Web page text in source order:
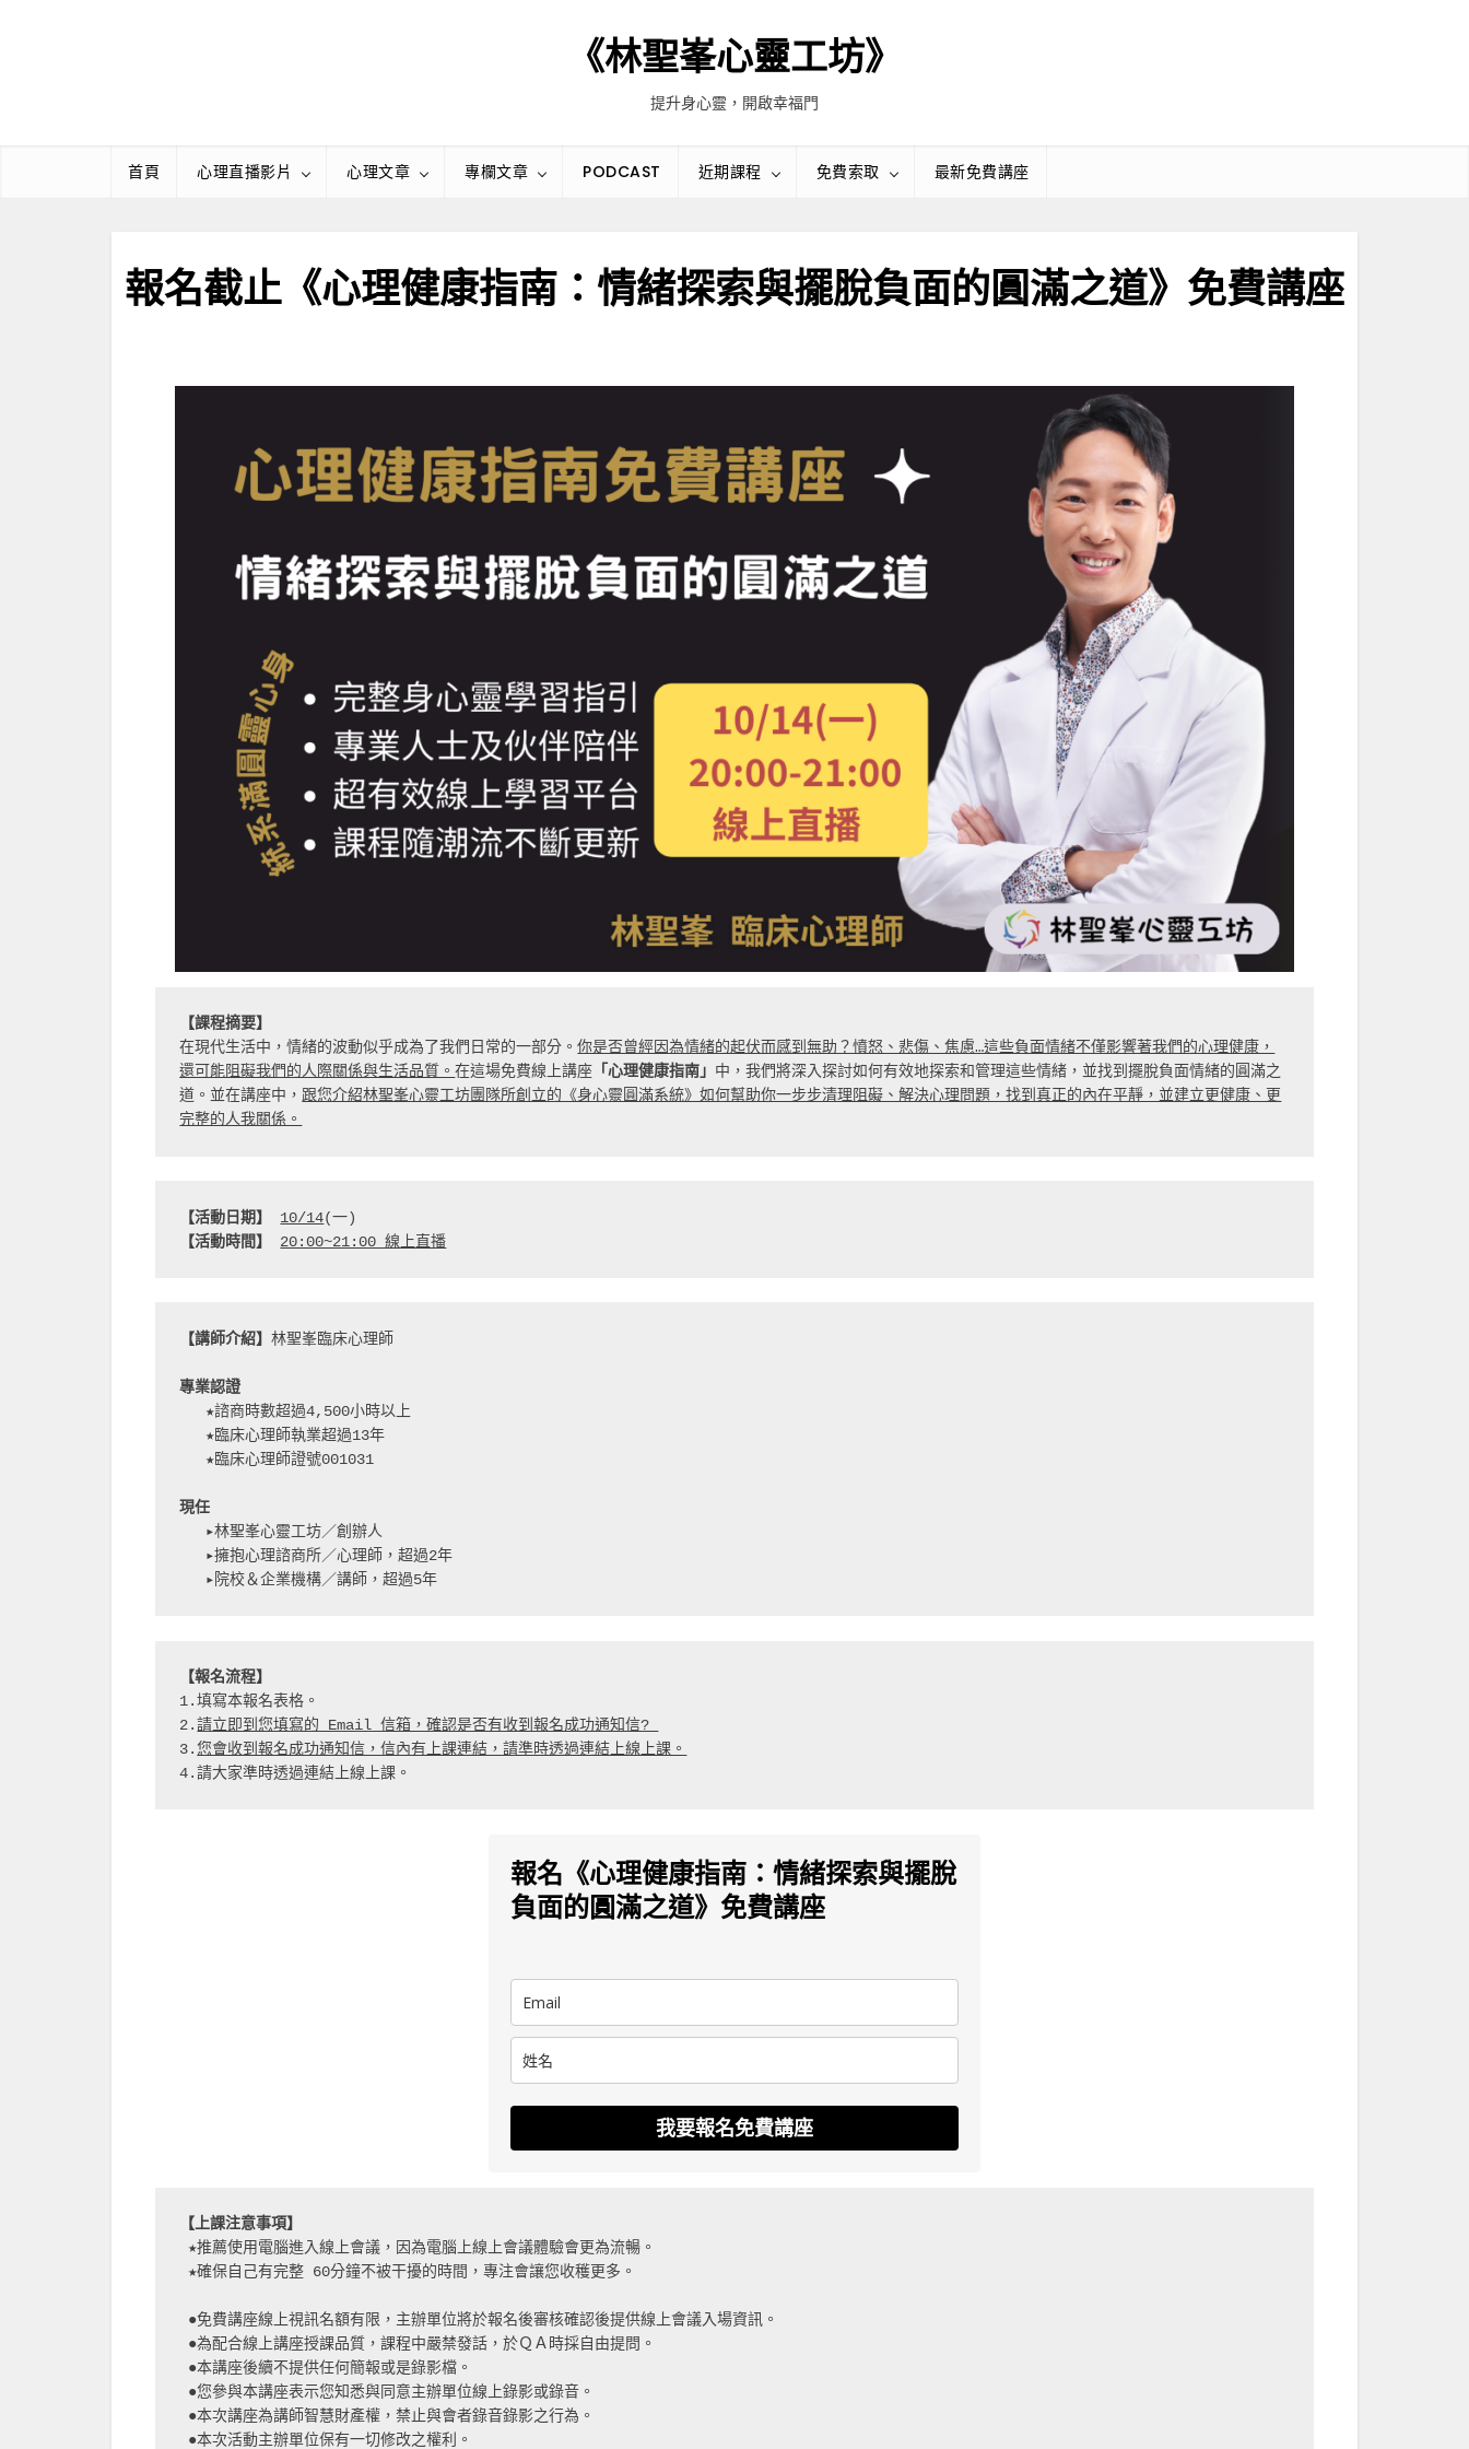
《林聖峯心靈工坊》
提升身心靈，開啟幸福門
首頁 心理直播影片 心理文章 專欄文章 PODCAST 近期課程 免費索取 最新免費講座
報名截止《心理健康指南：情緒探索與擺脫負面的圓滿之道》免費講座
【課程摘要】
在現代生活中，情緒的波動似乎成為了我們日常的一部分。你是否曾經因為情緒的起伏而感到無助？憤怒、悲傷、焦慮…這些負面情緒不僅影響著我們的心理健康，
還可能阻礙我們的人際關係與生活品質。在這場免費線上講座 「心理健康指南」 中，我們將深入探討如何有效地探索和管理這些情緒，並找到擺脫負面情緒的圓滿之
道。並在講座中，跟您介紹林聖峯心靈工坊團隊所創立的《身心靈圓滿系統》如何幫助你一步步清理阻礙、解決心理問題，找到真正的內在平靜，並建立更健康、更
完整的人我關係。
【活動日期】 10/14(一)
【活動時間】 20:00~21:00 線上直播
【講師介紹】林聖峯臨床心理師
專業認證
   ★諮商時數超過4,500小時以上
   ★臨床心理師執業超過13年
   ★臨床心理師證號001031
現任
   ▸林聖峯心靈工坊／創辦人
   ▸擁抱心理諮商所／心理師，超過2年
   ▸院校＆企業機構／講師，超過5年
【報名流程】
1.填寫本報名表格。
2.請立即到您填寫的 Email 信箱，確認是否有收到報名成功通知信?
3.您會收到報名成功通知信，信內有上課連結，請準時透過連結上線上課。
4.請大家準時透過連結上線上課。
報名《心理健康指南：情緒探索與擺脫
負面的圓滿之道》免費講座
我要報名免費講座
【上課注意事項】
★推薦使用電腦進入線上會議，因為電腦上線上會議體驗會更為流暢。
★確保自己有完整 60分鐘不被干擾的時間，專注會讓您收穫更多。
●免費講座線上視訊名額有限，主辦單位將於報名後審核確認後提供線上會議入場資訊。
●為配合線上講座授課品質，課程中嚴禁發話，於ＱＡ時採自由提問。
●本講座後續不提供任何簡報或是錄影檔。
●您參與本講座表示您知悉與同意主辦單位線上錄影或錄音。
●本次講座為講師智慧財產權，禁止與會者錄音錄影之行為。
●本次活動主辦單位保有一切修改之權利。